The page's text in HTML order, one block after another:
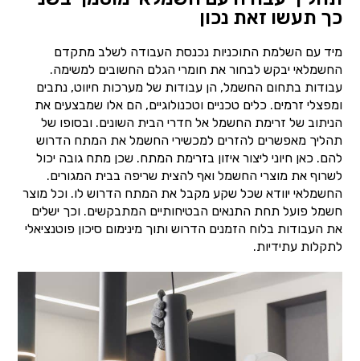
כך תעשו זאת נכון
מיד עם השלמת התוכניות נכנסת העבודה לשלב מתקדם
החשמלאי יבקש לבחור את חומרי הגלם החשובים למשימה.
עבודות בתחום החשמל, הן עבודות של מערכות חיווט, נתבים
ומפצלי זרמים. כלים טכניים וטכנולוגיים, הם אלו שמבצעים את
הניתוב של זרימת החשמל אל חדרי הבית השונים. ובסופו של
תהליך מאפשרים להזרים למכשירי החשמל את המתח הדרוש
להם. כאן חיוני ליצור איזון בזרימת המתח. שכן מתח גובה יכול
לשרוף את מוצרי החשמל ואף להצית שריפה בבית המגורים.
החשמלאי יוודא שכל שקע מקבל את המתח הדרוש לו. וכל מוצר
חשמל פועל תחת התנאים הבטיחותיים המתבקשים. וכך ישלים
את העבודות בלוח הזמנים הדרוש ותוך מינימום סיכון פוטנציאלי
לתקלות עתידיות.